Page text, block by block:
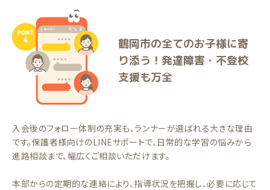
鶴岡市の全てのお子様に寄
り添う！発達障害・不登校
支援も万全
入会後のフォロー体制の充実も、ランナーが選ばれる大きな理由
です。保護者様向けのLINEサポートで、日常的な学習の悩みから
進路相談まで、幅広くご相談いただけます。
本部からの定期的な連絡により、指導状況を把握し、必要に応じて